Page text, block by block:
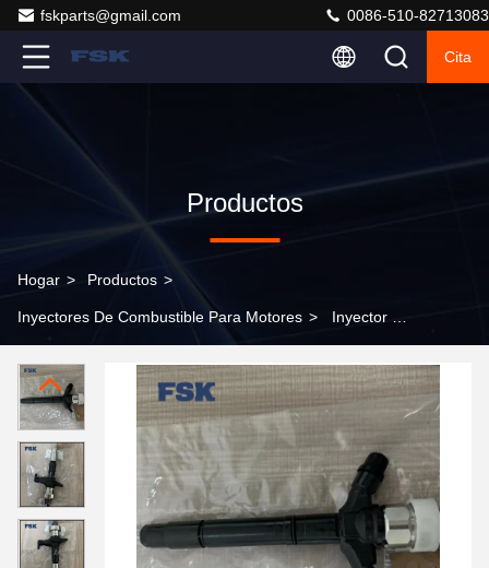
fskparts@gmail.com 0086-510-82713083
Cita
Productos
Hogar > Productos >
Inyectores De Combustible Para Motores > Inyector de
Land Cruiser